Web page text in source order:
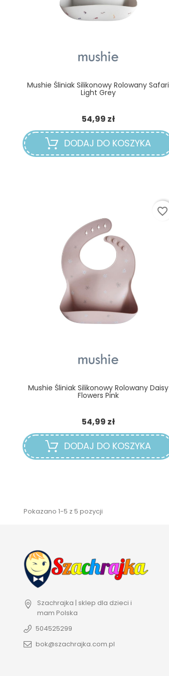
Mushie Śliniak Silikonowy Rolowany Safari
Light Grey
54,99 złCena
DODAJ DO KOSZYKA
Mushie Śliniak Silikonowy Rolowany Daisy
Flowers Pink
54,99 złCena
DODAJ DO KOSZYKA
favorite_border
Pokazano 1-5 z 5 pozycji
Szachrajka | sklep dla dzieci i
mam Polska
504525299
bok@szachrajka.com.pl